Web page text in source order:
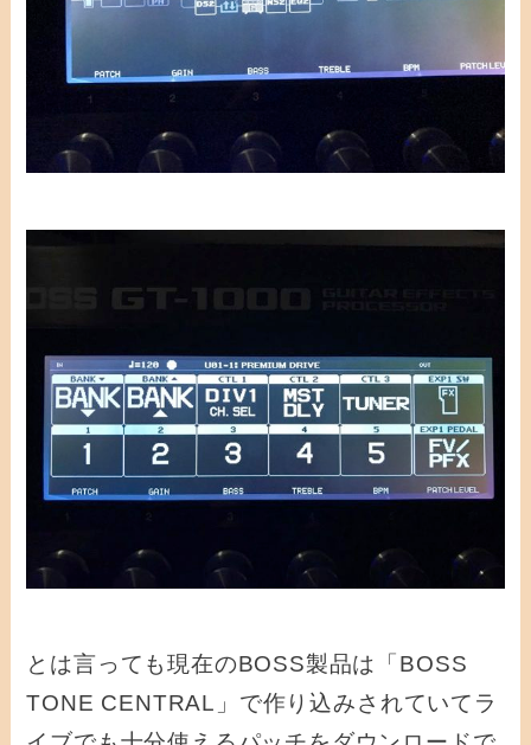
とは言っても現在のBOSS製品は「BOSS
TONE CENTRAL」で作り込みされていてラ